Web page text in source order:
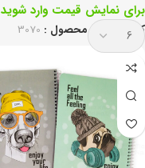
برای نمایش قیمت وارد شوید
کد انحصاری محصول : 3070